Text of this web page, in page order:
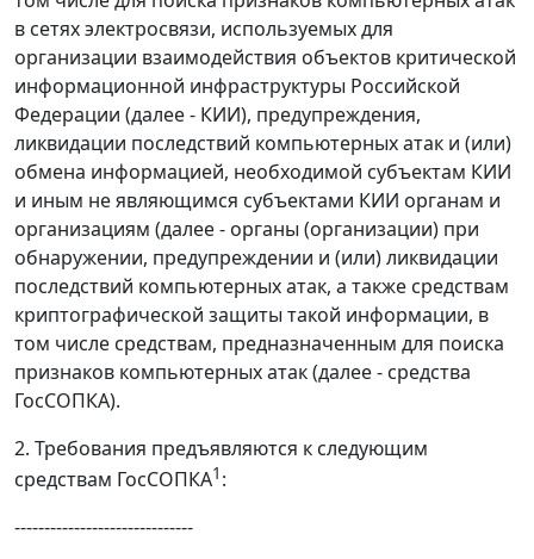
в сетях электросвязи, используемых для
организации взаимодействия объектов критической
информационной инфраструктуры Российской
Федерации (далее - КИИ), предупреждения,
ликвидации последствий компьютерных атак и (или)
обмена информацией, необходимой субъектам КИИ
и иным не являющимся субъектами КИИ органам и
организациям (далее - органы (организации) при
обнаружении, предупреждении и (или) ликвидации
последствий компьютерных атак, а также средствам
криптографической защиты такой информации, в
том числе средствам, предназначенным для поиска
признаков компьютерных атак (далее - средства
ГосСОПКА).
2. Требования предъявляются к следующим
средствам ГосСОПКА1 :
------------------------------